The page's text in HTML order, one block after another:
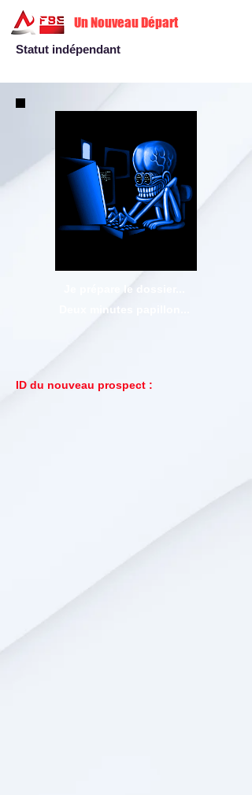
Un Nouveau Départ
Statut indépendant
Je prépare le dossier...
Deux minutes papillon...
ID du nouveau prospect :